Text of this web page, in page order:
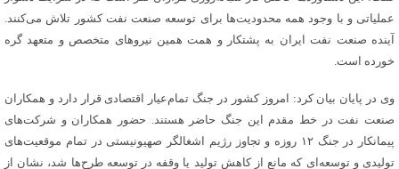
عملیاتی و با وجود همه محدودیت‌ها برای توسعه صنعت نفت کشور تلاش می‌کنند.
آینده صنعت نفت ایران به پشتکار و همت همین نیروهای متخصص و متعهد گره
خورده است.
وی در پایان بیان کرد: امروز کشور در جنگ تمام‌عیار اقتصادی قرار دارد و همکاران
صنعت نفت در خط مقدم این جنگ حاضر هستند. حضور همکاران و شرکت‌های
پیمانکار در جنگ ۱۲ روزه و تجاوز رژیم اشغالگر صهیونیستی در تمام موقعیت‌های
تولیدی و توسعه‌ای که مانع از کاهش تولید یا وقفه در توسعه طرح‌ها شد، نشان از